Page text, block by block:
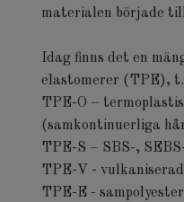
materialen började
Idag finns det en
elastomerer (TPE),
TPE-O –
(samkontinuerliga
TPE-S – SBS-,
TPE-V -
TPE-E -